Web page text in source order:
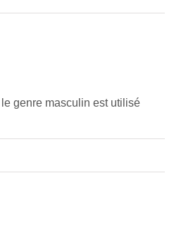
genre masculin est utilisé